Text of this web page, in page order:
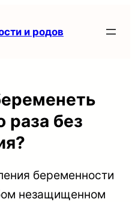
и родов
раза без
беременности
незащищенном